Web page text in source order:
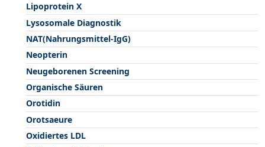
Lipoprotein X
Lysosomale Diagnostik
NAT(Nahrungsmittel-IgG)
Neopterin
Neugeborenen Screening
Organische Säuren
Orotidin
Orotsaeure
Oxidiertes LDL